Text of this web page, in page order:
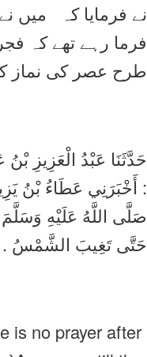
نے فرمایا کہ میں
فرما رہے تھے کہ
طرح عصر کی نماز
حَدَّثَنَا عَبْدُ الْعَزِيزِ
: أَخْبَرَنِي عَطَاءُ بْنُ
صَلَّى اللَّهُ عَلَيْهِ
حَتَّى تَغِيبَ الشَّمْسُ .
is no prayer after